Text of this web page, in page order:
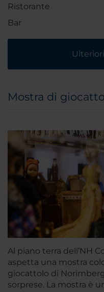
Ristorante
Bar
Mostra di
Al piano terra dell’NH
aspetta una mostra
giocattolo di
sorprese. La mostra è